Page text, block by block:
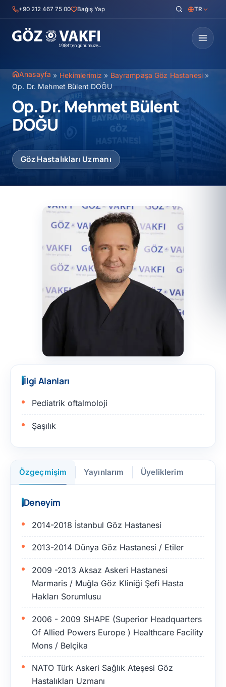
İçeriğe+90 212 467 75 00 Bağış Yap TR
Anasayfa » Hekimlerimiz » Bayrampaşa Göz Hastanesi »
Op. Dr. Mehmet Bülent DOĞU
Op. Dr. Mehmet Bülent
DOĞU
Göz Hastalıkları Uzmanı
İlgi Alanları
Pediatrik oftalmoloji
Şaşılık
Özgeçmişim Yayınlarım Üyeliklerim
Deneyim
2014-2018 İstanbul Göz Hastanesi
2013-2014 Dünya Göz Hastanesi / Etiler
2009 -2013 Aksaz Askeri Hastanesi
Marmaris / Muğla Göz Kliniği Şefi Hasta
Hakları Sorumlusu
2006 - 2009 SHAPE (Superior Headquarters
Of Allied Powers Europe ) Healthcare Facility
Mons / Belçika
NATO Türk Askeri Sağlık Ateşesi Göz
Hastalıkları Uzmanı